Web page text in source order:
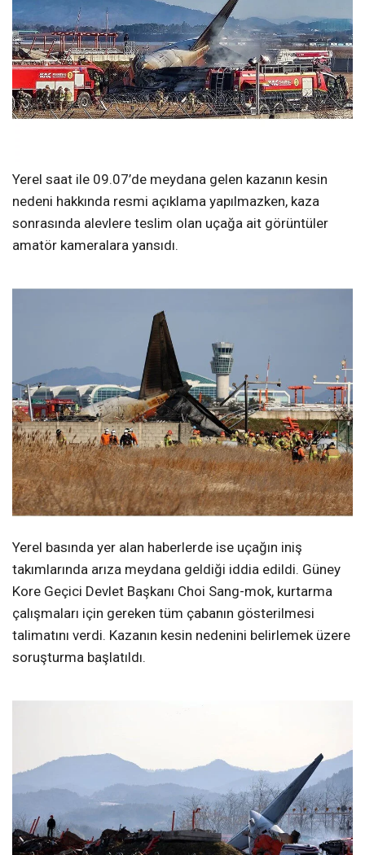
Yerel saat ile 09.07’de meydana gelen kazanın kesin
nedeni hakkında resmi açıklama yapılmazken, kaza
sonrasında alevlere teslim olan uçağa ait görüntüler
amatör kameralara yansıdı.
Yerel basında yer alan haberlerde ise uçağın iniş
takımlarında arıza meydana geldiği iddia edildi. Güney
Kore Geçici Devlet Başkanı Choi Sang-mok, kurtarma
çalışmaları için gereken tüm çabanın gösterilmesi
talimatını verdi. Kazanın kesin nedenini belirlemek üzere
soruşturma başlatıldı.